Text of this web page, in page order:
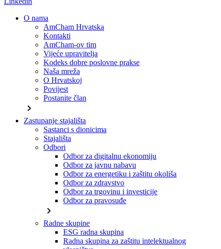
O nama
AmCham Hrvatska
Kontakti
AmCham-ov tim
Vijeće upravitelja
Kodeks dobre poslovne prakse
Naša mreža
O Hrvatskoj
Povijest
Postanite član
chevron_right
Zastupanje stajališta
Sastanci s dionicima
Stajališta
Odbori
Odbor za digitalnu ekonomiju
Odbor za javnu nabavu
Odbor za energetiku i zaštitu okoliša
Odbor za zdravstvo
Odbor za trgovinu i investicije
Odbor za pravosuđe
chevron_right
Radne skupine
ESG radna skupina
Radna skupina za zaštitu intelektualnog